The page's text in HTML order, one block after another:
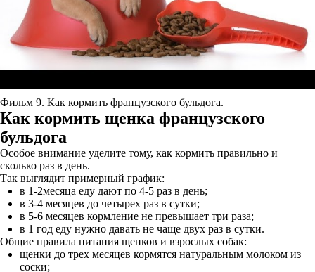
Фильм 9. Как кормить французского бульдога.
Как кормить щенка французского
бульдога
Особое внимание уделите тому, как кормить правильно и
сколько раз в день.
Так выглядит примерный график:
в 1-2месяца еду дают по 4-5 раз в день;
в 3-4 месяцев до четырех раз в сутки;
в 5-6 месяцев кормление не превышает три раза;
в 1 год еду нужно давать не чаще двух раз в сутки.
Общие правила питания щенков и взрослых собак:
щенки до трех месяцев кормятся натуральным молоком из
соски;